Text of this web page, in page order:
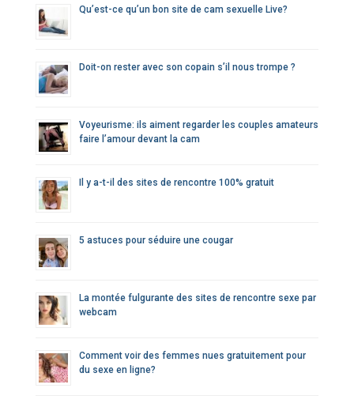
Qu’est-ce qu’un bon site de cam sexuelle Live?
Doit-on rester avec son copain s’il nous trompe ?
Voyeurisme: ils aiment regarder les couples amateurs
faire l’amour devant la cam
Il y a-t-il des sites de rencontre 100% gratuit
5 astuces pour séduire une cougar
La montée fulgurante des sites de rencontre sexe par
webcam
Comment voir des femmes nues gratuitement pour
du sexe en ligne?